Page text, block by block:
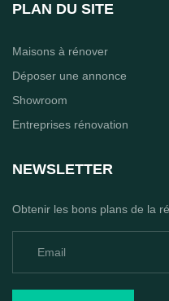
PLAN DU SITE
Maisons à rénover
Déposer une annonce
Showroom
Entreprises rénovation
NEWSLETTER
Obtenir les bons plans de la